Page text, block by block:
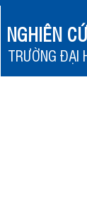
NGHIÊN
TRƯỜNG ĐẠI